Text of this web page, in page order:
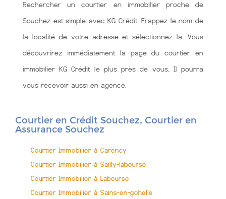
Rechercher un courtier en immobilier proche de
Souchez est simple avec KG Crédit. Frappez le nom de
la localité de votre adresse et sélectionnez la. Vous
découvrirez immédiatement la page du courtier en
immobilier KG Crédit le plus près de vous. Il pourra
vous recevoir aussi en agence.
Courtier en Crédit Souchez, Courtier en
Assurance Souchez
Courtier Immobilier à Carency
Courtier Immobilier à Sailly-labourse
Courtier Immobilier à Labourse
Courtier Immobilier à Sains-en-gohelle